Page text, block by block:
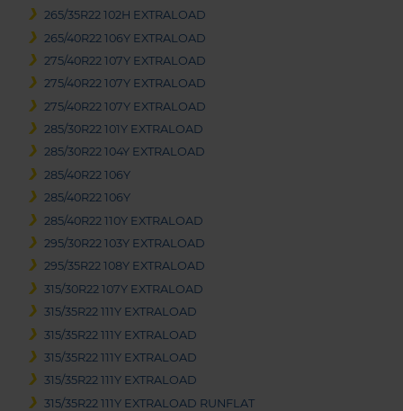
265/35R22 102H EXTRALOAD
265/40R22 106Y EXTRALOAD
275/40R22 107Y EXTRALOAD
275/40R22 107Y EXTRALOAD
275/40R22 107Y EXTRALOAD
285/30R22 101Y EXTRALOAD
285/30R22 104Y EXTRALOAD
285/40R22 106Y
285/40R22 106Y
285/40R22 110Y EXTRALOAD
295/30R22 103Y EXTRALOAD
295/35R22 108Y EXTRALOAD
315/30R22 107Y EXTRALOAD
315/35R22 111Y EXTRALOAD
315/35R22 111Y EXTRALOAD
315/35R22 111Y EXTRALOAD
315/35R22 111Y EXTRALOAD
315/35R22 111Y EXTRALOAD RUNFLAT